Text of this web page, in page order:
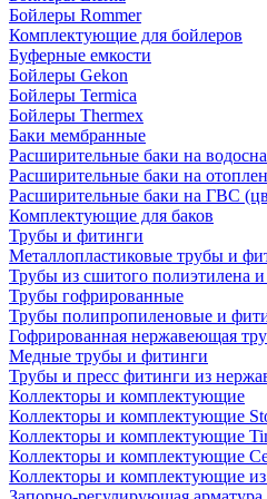
Бойлеры Rommer
Комплектующие для бойлеров
Буферные емкости
Бойлеры Gekon
Бойлеры Termica
Бойлеры Thermex
Баки мембранные
Расширительные баки на
Расширительные баки на
Расширительные баки на ГВС
Комплектующие для баков
Трубы и фитинги
Металлопластиковые трубы и
Трубы из сшитого полиэтилена
Трубы гофрированные
Трубы полипропиленовые и
Гофрированная нержавеющая
Медные трубы и фитинги
Трубы и пресс фитинги из
Коллекторы и комплектующие
Коллекторы и комплектующие
Коллекторы и комплектующие
Коллекторы и комплектующие
Коллекторы и комплектующие